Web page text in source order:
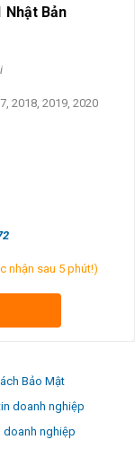
Nhật Bản
2018, 2019, 2020
nhận sau 5 phút!)
Bảo Mật
doanh nghiệp
doanh nghiệp